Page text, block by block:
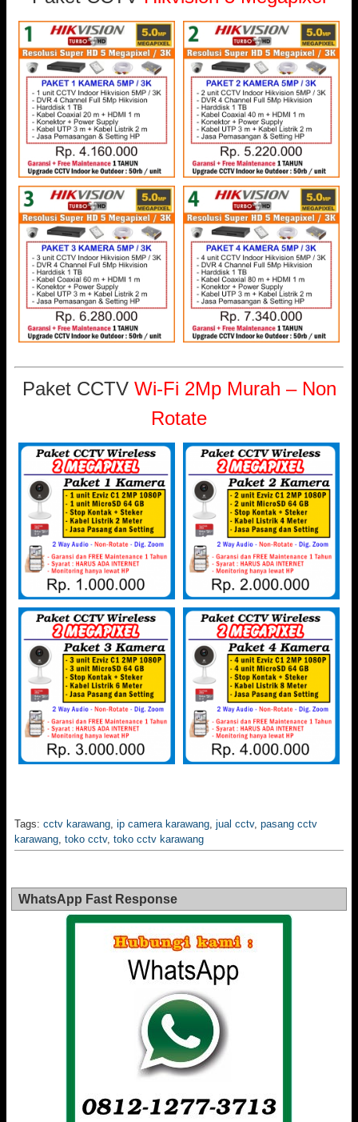
Paket CCTV Wi-Fi 2Mp Murah – Non
Rotate
Tags: cctv karawang, ip camera karawang, jual cctv, pasang cctv
karawang, toko cctv, toko cctv karawang
WhatsApp Fast Response